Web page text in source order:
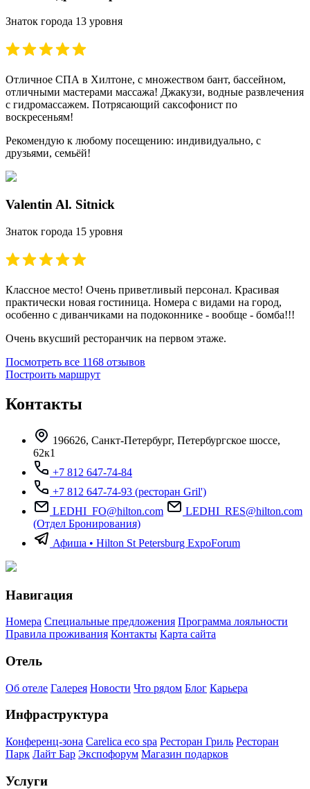
Знаток города 13 уровня
Отличное СПА в Хилтоне, с множеством бант, бассейном,
отличными мастерами массажа! Джакузи, водные развлечения
с гидромассажем. Потрясающий саксофонист по
воскресеньям!
Рекомендую к любому посещению: индивидуально, с
друзьями, семьёй!
Valentin Al. Sitnick
Знаток города 15 уровня
Классное место! Очень приветливый персонал. Красивая
практически новая гостиница. Номера с видами на город,
особенно с диванчиками на подоконнике - вообще - бомба!!!
Очень вкусший ресторанчик на первом этаже.
Посмотреть все 1168 отзывов
Построить маршрут
Контакты
196626, Санкт-Петербург, Петербургское шоссе,
62к1
+7 812 647-74-84
+7 812 647-74-93 (ресторан Gril')
LEDHI_FO@hilton.com
LEDHI_RES@hilton.com
(Отдел Бронирования)
Афиша • Hilton St Petersburg ExpoForum
Навигация
Номера Специальные предложения Программа лояльности
Правила проживания Контакты Карта сайта
Отель
Об отеле Галерея Новости Что рядом Блог Карьера
Инфраструктура
Конференц-зона Carelica eco spa Ресторан Гриль Ресторан
Парк Лайт Бар Экспофорум Магазин подарков
Услуги